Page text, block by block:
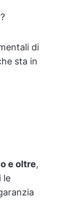
di
sta in
e oltre,
le